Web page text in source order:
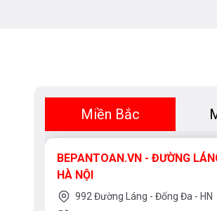
3. Thành nồi 3 lớp –
Miền Bắc
BEPANTOAN.VN - ĐƯỜNG
HÀ NỘI
992 Đường Láng - Đống Đa - HN